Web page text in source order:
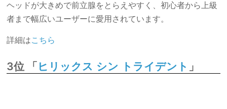
ヘッドが大きめで前立腺をとらえやすく、初心者から上級
者まで幅広いユーザーに愛用されています。
詳細はこちら
3位 「 ヒリックス シン トライデント 」